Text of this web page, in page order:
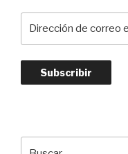
electrónico
Subscribir